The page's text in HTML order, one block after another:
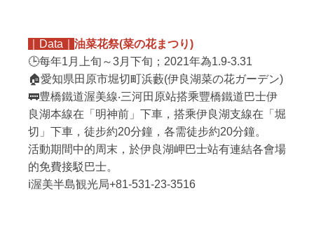
｜Data｜ 油菜花祭(菜の花まつり)
🕒每年1月上旬～3月下旬；2021年為1.9-3.31
🏠愛知県田原市堀切町浜藪(伊良湖菜の花ガーデン)
🚃豊橋鐵道渥美線‧三河田原站搭乘豐橋鐵道巴士伊
良湖本線在「明神前」下車，搭乘伊良湖支線在「堀
切」下車，徒步約20分鐘，各需徒步約20分鐘。
活動期間中的周末，於伊良湖岬巴士站有連結各會場
的免費接駁巴士。
ℹ渥美半島観光局+81-531-23-3516